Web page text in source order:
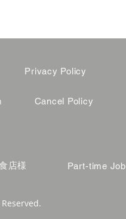
Privacy Policy
Cancel Policy
店様 Part-time Job